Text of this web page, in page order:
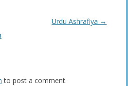
Urdu Ashrafiya →
to post a comment.